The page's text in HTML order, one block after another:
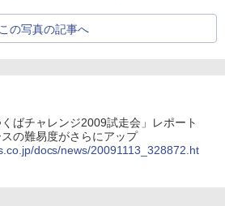
この写真の記事へ
ばチャレンジ2009試走会」レポート
の難易度がさらにアップ
docs/news/20091113_328872.ht